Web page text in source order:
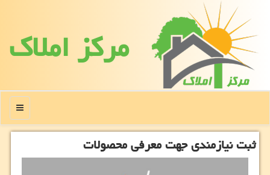
مركز املاك
منو
ثبت نیازمندی جهت معرفی محصولات